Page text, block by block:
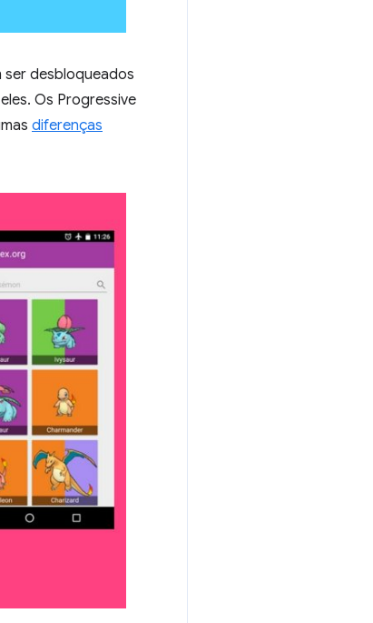
ser desbloqueados
Os Progressive
diferenças